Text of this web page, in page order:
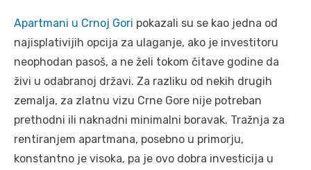
Apartmani u Crnoj Gori pokazali su se kao jedna od
najisplativijih opcija za ulaganje, ako je investitoru
neophodan pasoš, a ne želi tokom čitave godine da
živi u odabranoj državi. Za razliku od nekih drugih
zemalja, za zlatnu vizu Crne Gore nije potreban
prethodni ili naknadni minimalni boravak. Tražnja za
rentiranjem apartmana, posebno u primorju,
konstantno je visoka, pa je ovo dobra investicija u